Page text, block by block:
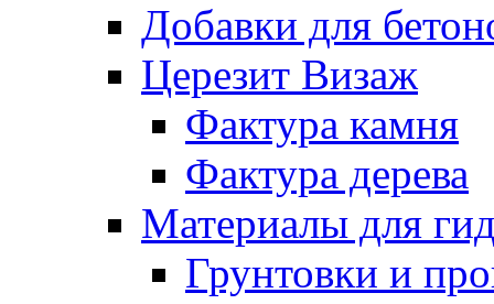
Добавки для
Церезит Визаж
Фактура камня
Фактура дерева
Материалы для
Грунтовки и